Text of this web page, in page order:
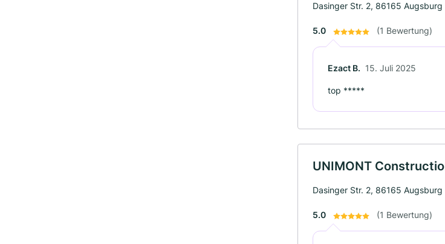
Dasinger Str. 2, 86165 Augsburg
5.0 (1 Bewertung)
Ezact B. 15. Juli 2025
top *****
UNIMONT
Dasinger Str. 2, 86165 Augsburg
5.0 (1 Bewertung)